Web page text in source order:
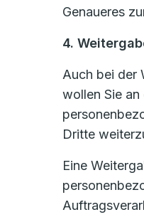
Genaueres
4.
Auch bei der
wollen Sie
Dritte
Eine